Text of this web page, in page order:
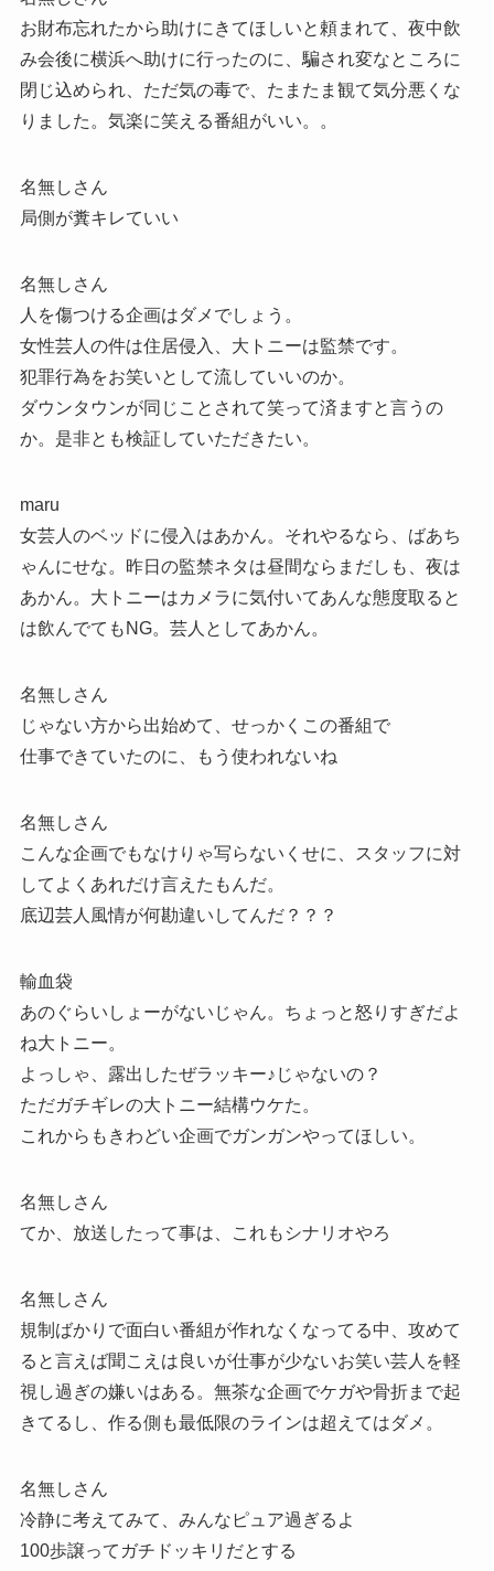
お財布忘れたから助けにきてほしいと頼まれて、夜中飲
み会後に横浜へ助けに行ったのに、騙され変なところに
閉じ込められ、ただ気の毒で、たまたま観て気分悪くな
りました。気楽に笑える番組がいい。。
名無しさん
局側が糞キレていい
名無しさん
人を傷つける企画はダメでしょう。
女性芸人の件は住居侵入、大トニーは監禁です。
犯罪行為をお笑いとして流していいのか。
ダウンタウンが同じことされて笑って済ますと言うの
か。是非とも検証していただきたい。
maru
女芸人のベッドに侵入はあかん。それやるなら、ばあち
ゃんにせな。昨日の監禁ネタは昼間ならまだしも、夜は
あかん。大トニーはカメラに気付いてあんな態度取ると
は飲んでてもNG。芸人としてあかん。
名無しさん
じゃない方から出始めて、せっかくこの番組で
仕事できていたのに、もう使われないね
名無しさん
こんな企画でもなけりゃ写らないくせに、スタッフに対
してよくあれだけ言えたもんだ。
底辺芸人風情が何勘違いしてんだ？？？
輸血袋
あのぐらいしょーがないじゃん。ちょっと怒りすぎだよ
ね大トニー。
よっしゃ、露出したぜラッキー♪じゃないの？
ただガチギレの大トニー結構ウケた。
これからもきわどい企画でガンガンやってほしい。
名無しさん
てか、放送したって事は、これもシナリオやろ
名無しさん
規制ばかりで面白い番組が作れなくなってる中、攻めて
ると言えば聞こえは良いが仕事が少ないお笑い芸人を軽
視し過ぎの嫌いはある。無茶な企画でケガや骨折まで起
きてるし、作る側も最低限のラインは超えてはダメ。
名無しさん
冷静に考えてみて、みんなピュア過ぎるよ
100歩譲ってガチドッキリだとする